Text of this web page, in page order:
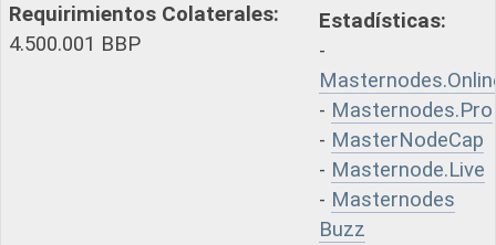
Requirimientos Colaterales:
4.500.001 BBP
Estadísticas:
-
- Masternodes.Pro
- MasterNodeCap
- Masternode.Live
- Masternodes
Buzz